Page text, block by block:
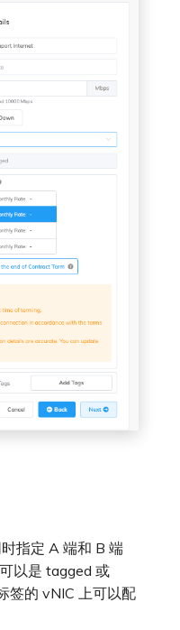
指定 A 端和 B 端
以是 tagged 或
签的 vNIC 上可以配